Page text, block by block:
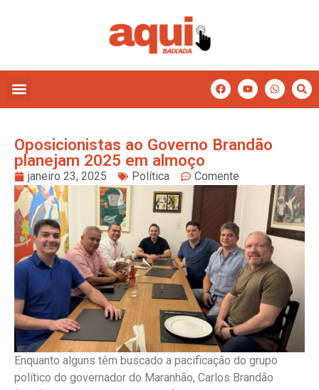
Oposicionistas ao Governo Brandão
planejam 2025 em almoço
janeiro 23, 2025 Política Comente
Enquanto alguns têm buscado a pacificação do grupo
político do governador do Maranhão, Carlos Brandão